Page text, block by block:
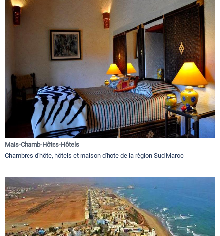
Mais-Chamb-Hôtes-Hôtels
Chambres d'hôte, hôtels et maison d'hote de la région Sud Maroc